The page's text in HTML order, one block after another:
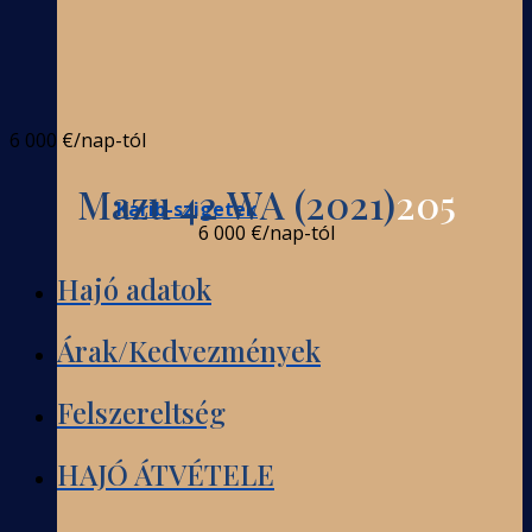
Karib-szigetek
6 000 €/nap-tól
Mazu 42 WA (2021)205
6 000 €/nap-tól
Hajó adatok
Árak/Kedvezmények
Felszereltség
HAJÓ ÁTVÉTELE